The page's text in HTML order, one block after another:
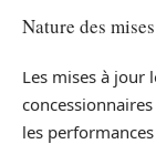
Nature des
Les mises à jour
les